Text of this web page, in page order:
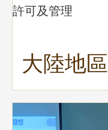
大陸地
或移轉
可及管理